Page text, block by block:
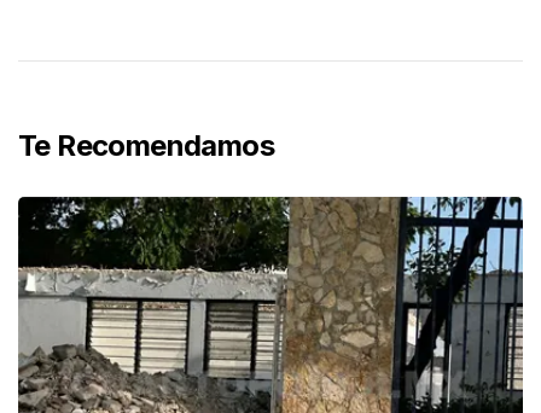
Te Recomendamos